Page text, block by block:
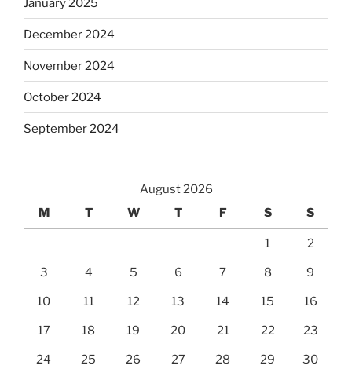
January 2025
December 2024
November 2024
October 2024
September 2024
August 2026
M
T W T F S S
1 2
3 4 5 6 7 8 9
10 11 12 13 14 15 16
17 18 19 20 21 22 23
24 25 26 27 28 29 30